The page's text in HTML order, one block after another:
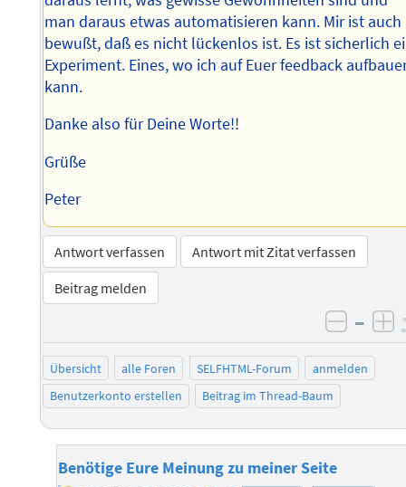
man daraus etwas automatisieren kann. Mir ist auch
bewußt, daß es nicht lückenlos ist. Es ist sicherlich
Experiment. Eines, wo ich auf Euer feedback
kann.
Danke also für Deine Worte!!
Grüße
Peter
Antwort verfassen
Antwort mit Zitat verfassen
Beitrag melden
–
Übersicht alle Foren SELFHTML-Forum
anmelden
Benutzerkonto erstellen
Beitrag im Thread-Baum
Benötige Eure Meinung zu meiner Seite